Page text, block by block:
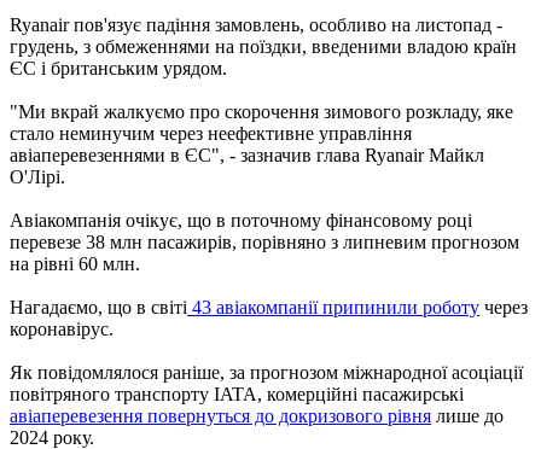
Ryanair пов'язує падіння замовлень, особливо на листопад -
грудень, з обмеженнями на поїздки, введеними владою країн
ЄС і британським урядом.
"Ми вкрай жалкуємо про скорочення зимового розкладу, яке
стало неминучим через неефективне управління
авіаперевезеннями в ЄС", - зазначив глава Ryanair Майкл
О'Лірі.
Авіакомпанія очікує, що в поточному фінансовому році
перевезе 38 млн пасажирів, порівняно з липневим прогнозом
на рівні 60 млн.
Нагадаємо, що в світі 43 авіакомпанії припинили роботу через
коронавірус.
Як повідомлялося раніше, за прогнозом міжнародної асоціації
повітряного транспорту IATA, комерційні пасажирські
авіаперевезення повернуться до докризового рівня лише до
2024 року.